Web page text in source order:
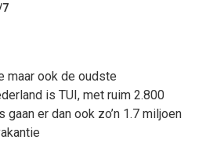
7
maar ook de oudste
is TUI, met ruim 2.800
er dan ook zo’n 1.7 miljoen